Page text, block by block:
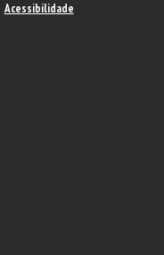
Acessibilidade